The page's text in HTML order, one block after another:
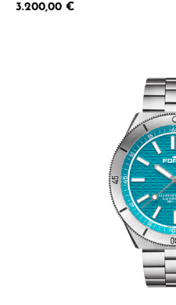
Regulärer Preis:
3.200,00 €